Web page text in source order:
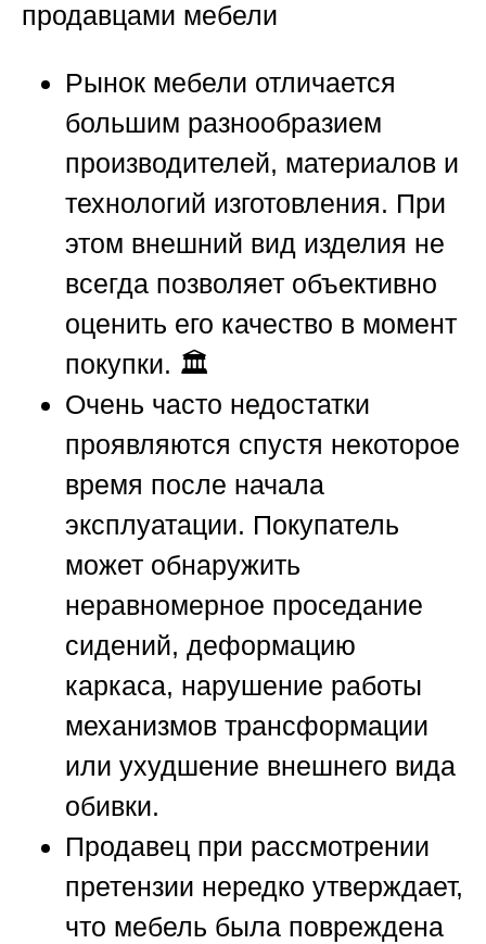
продавцами мебели
Рынок мебели отличается
большим разнообразием
производителей, материалов и
технологий изготовления. При
этом внешний вид изделия не
всегда позволяет объективно
оценить его качество в момент
покупки. 🏛️
Очень часто недостатки
проявляются спустя некоторое
время после начала
эксплуатации. Покупатель
может обнаружить
неравномерное проседание
сидений, деформацию
каркаса, нарушение работы
механизмов трансформации
или ухудшение внешнего вида
обивки.
Продавец при рассмотрении
претензии нередко утверждает,
что мебель была повреждена